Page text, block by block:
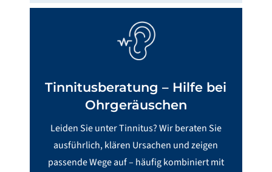
Tinnitus­beratung – Hilfe bei
Ohrgeräuschen
Leiden Sie unter Tinnitus? Wir beraten Sie
ausführlich, klären Ursachen und zeigen
passende Wege auf – häufig kombiniert mit